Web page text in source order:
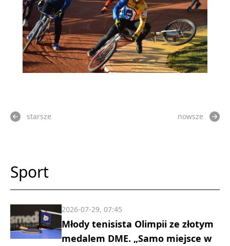
starsze nowsze
Sport
Młody tenisista Olimpii ze złotym
medalem DME. „Samo miejsce w
2026-07-29, 07:45